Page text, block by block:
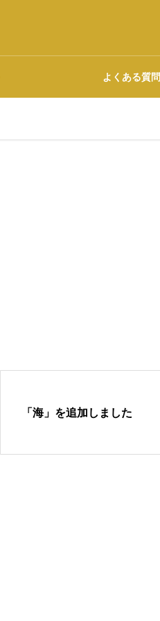
よくある質問
「海」を追加しました